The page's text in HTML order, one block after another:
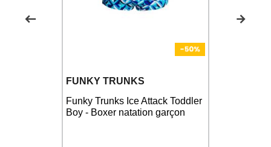
FUNKY TRUNKS
Funky Trunks Ice Attack Toddler
Boy - Boxer natation garçon